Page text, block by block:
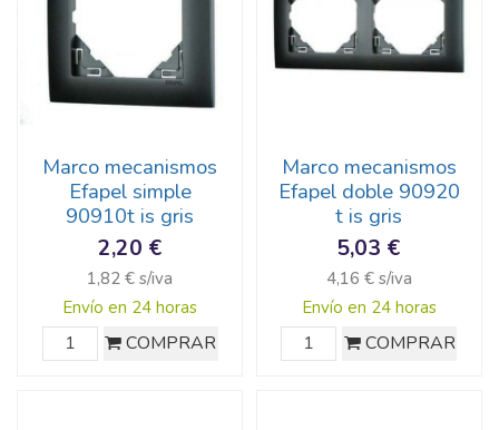
Marco mecanismos
Efapel simple
90910t is gris
2,20 €
1,82 € s/iva
Envío en 24 horas
COMPRAR
Marco mecanismos
Efapel doble 90920
t is gris
5,03 €
4,16 € s/iva
Envío en 24 horas
COMPRAR